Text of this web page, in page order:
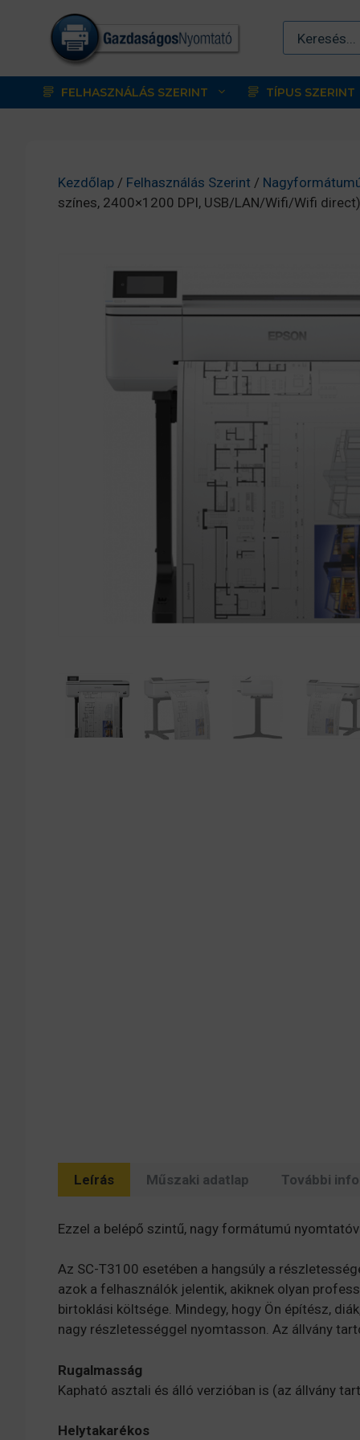
tartalomba
FELHASZNÁLÁS SZERINT TÍPUS SZERINT
Kezdőlap / Felhasználás Szerint /
színes, 2400×1200 DPI, USB/LAN/Wifi/Wifi
Leírás Műszaki adatlap További
Ezzel a belépő szintű, nagy formátumú
Az SC-T3100 esetében a hangsúly a
azok a felhasználók jelentik, akiknek olyan
birtoklási költsége. Mindegy, hogy Ön építész,
nagy részletességgel nyomtasson. Az állvány
Rugalmasság
Kapható asztali és álló verzióban is (az állvány
Helytakarékos